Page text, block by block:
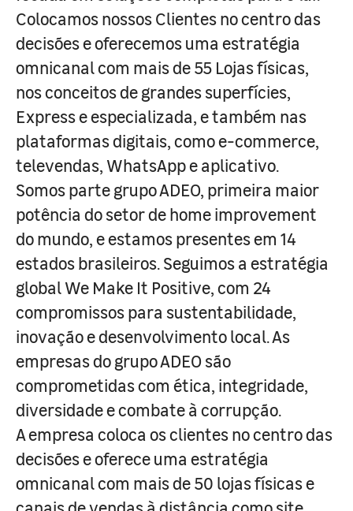
Colocamos nossos Clientes no centro das
decisões e oferecemos uma estratégia
omnicanal com mais de 55 Lojas físicas,
nos conceitos de grandes superfícies,
Express e especializada, e também nas
plataformas digitais, como e-commerce,
televendas, WhatsApp e aplicativo.
Somos parte grupo ADEO, primeira maior
potência do setor de home improvement
do mundo, e estamos presentes em 14
estados brasileiros. Seguimos a estratégia
global We Make It Positive, com 24
compromissos para sustentabilidade,
inovação e desenvolvimento local. As
empresas do grupo ADEO são
comprometidas com ética, integridade,
diversidade e combate à corrupção.
A empresa coloca os clientes no centro das
decisões e oferece uma estratégia
omnicanal com mais de 50 lojas físicas e